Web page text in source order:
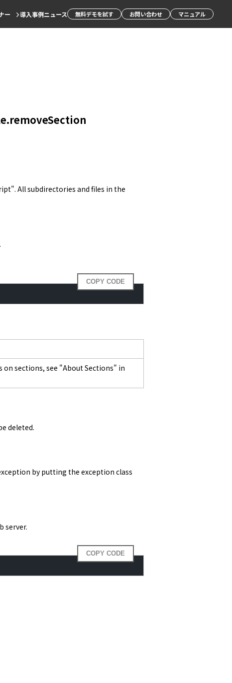
ー 導入事例ニュース 無料デモを試す お問い合わせ マニュアル
". All subdirectories and files in the
COPY CODE
on sections, see "About Sections" in
deleted.
by putting the exception class
server.
COPY CODE